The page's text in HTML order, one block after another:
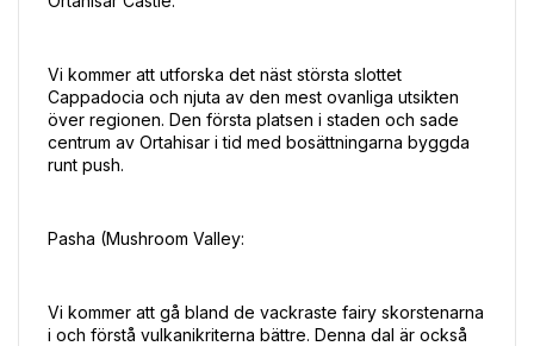
Vi kommer att utforska det näst största slottet
Cappadocia och njuta av den mest ovanliga utsikten
över regionen. Den första platsen i staden och sade
centrum av Ortahisar i tid med bosättningarna byggda
runt push.
Pasha (Mushroom Valley:
Vi kommer att gå bland de vackraste fairy skorstenarna
i och förstå vulkanikriterna bättre. Denna dal är också